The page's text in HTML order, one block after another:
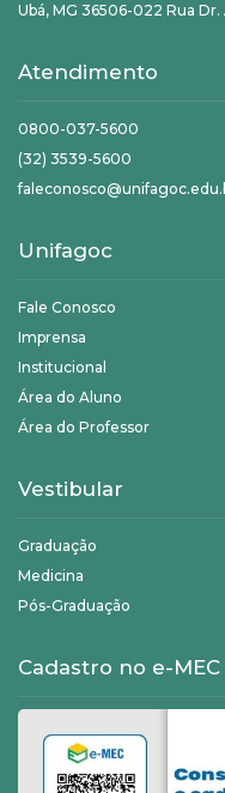
Ubá, MG 36506-022 Rua
Atendimento
0800-037-5600
(32) 3539-5600
Unifagoc
Fale Conosco
Imprensa
Institucional
Área do Aluno
Área do Professor
Vestibular
Graduação
Medicina
Pós-Graduação
Cadastro no e-MEC